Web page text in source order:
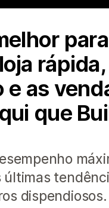
as
que
dispendiosos.